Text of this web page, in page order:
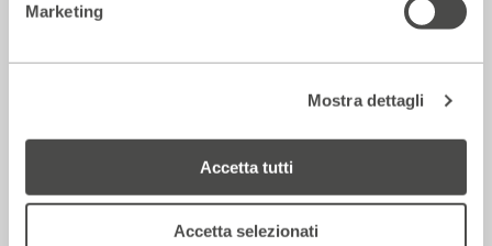
Marketing
Mostra dettagli
Accetta tutti
Accetta selezionati
Corriere della sera – Io, tra Ferragni e
12 Luglio 2026